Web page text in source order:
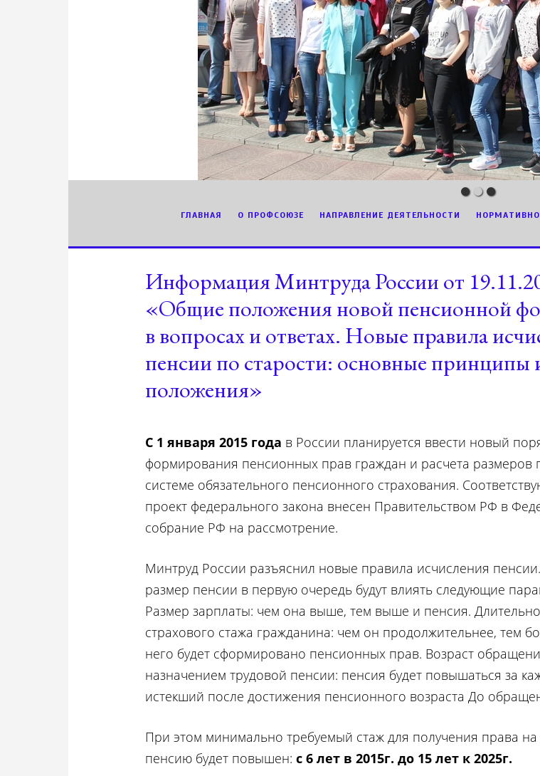
ГЛАВНАЯ О ПРОФСОЮЗЕ НАПРАВЛЕНИЕ ДЕЯТЕЛЬНОСТИ
Информация Минтруда России от
«Общие положения новой пенсионной
в вопросах и ответах. Новые правила
пенсии по старости: основные принципы
положения»
С 1 января 2015 года в России планируется ввести новый
формирования пенсионных прав граждан и расчета размеров
системе обязательного пенсионного страхования.
проект федерального закона внесен Правительством РФ в
собрание РФ на рассмотрение.
Минтруд России разъяснил новые правила исчисления пенсии.
размер пенсии в первую очередь будут влиять следующие
Размер зарплаты: чем она выше, тем выше и пенсия.
страхового стажа гражданина: чем он продолжительнее, тем
него будет сформировано пенсионных прав. Возраст
назначением трудовой пенсии: пенсия будет повышаться за
истекший после достижения пенсионного возраста До
При этом минимально требуемый стаж для получения права на
пенсию будет повышен: с 6 лет в 2015г. до 15 лет к 2025г.